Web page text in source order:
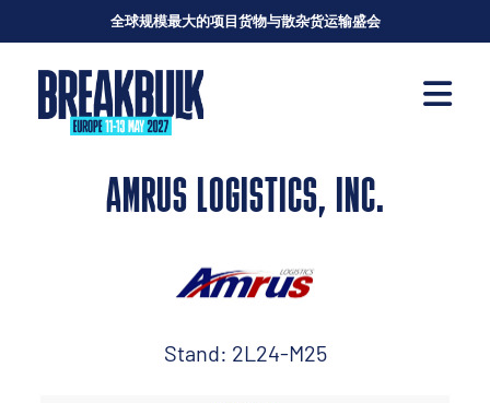
全球规模最大的项目货物与散杂货运输盛会
AMRUS LOGISTICS, INC.
Stand: 2L24-M25